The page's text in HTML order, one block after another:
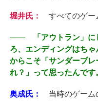
堀井氏： すべてのゲー
――「アウトラン」に
ろ、エンディングはち
からこそ「サンダーブ
れ？」って思ったんです
奥成氏：
当時のゲーム